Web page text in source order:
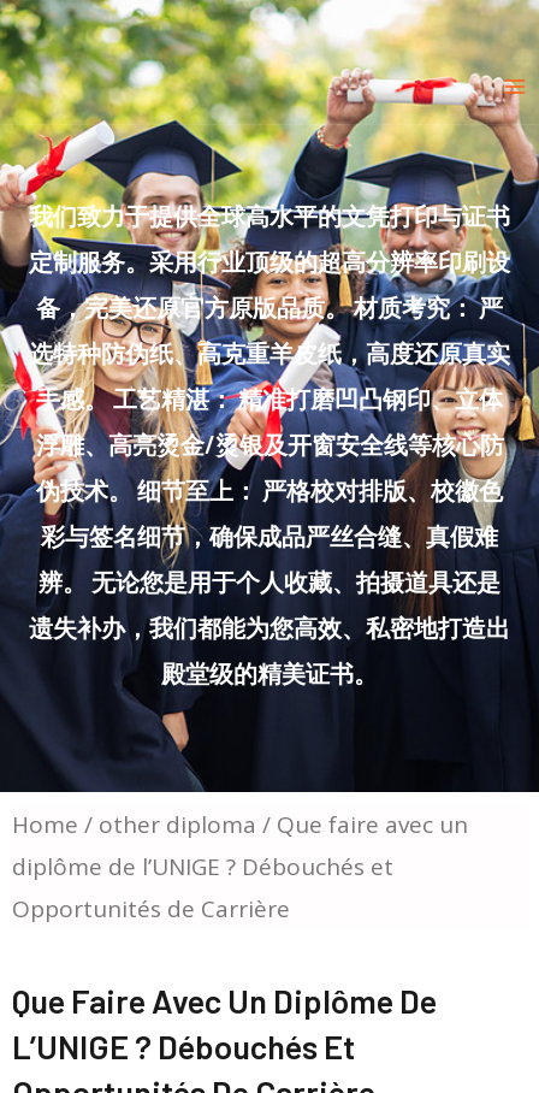
Skip
to
content
我们致力于提供全球高水平的文凭打印与证书
定制服务。采用行业顶级的超高分辨率印刷设
备，完美还原官方原版品质。 材质考究： 严
选特种防伪纸、高克重羊皮纸，高度还原真实
手感。 工艺精湛： 精准打磨凹凸钢印、立体
浮雕、高亮烫金/烫银及开窗安全线等核心防
伪技术。 细节至上： 严格校对排版、校徽色
彩与签名细节，确保成品严丝合缝、真假难
辨。 无论您是用于个人收藏、拍摄道具还是
遗失补办，我们都能为您高效、私密地打造出
殿堂级的精美证书。
Home / other diploma / Que faire avec un
diplôme de l’UNIGE ? Débouchés et
Opportunités de Carrière
Que Faire Avec Un Diplôme De
L’UNIGE ? Débouchés Et